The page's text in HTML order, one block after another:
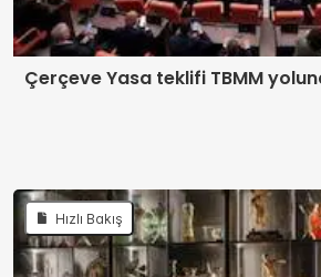
Çerçeve Yasa teklifi TBMM
Hızlı Bakış